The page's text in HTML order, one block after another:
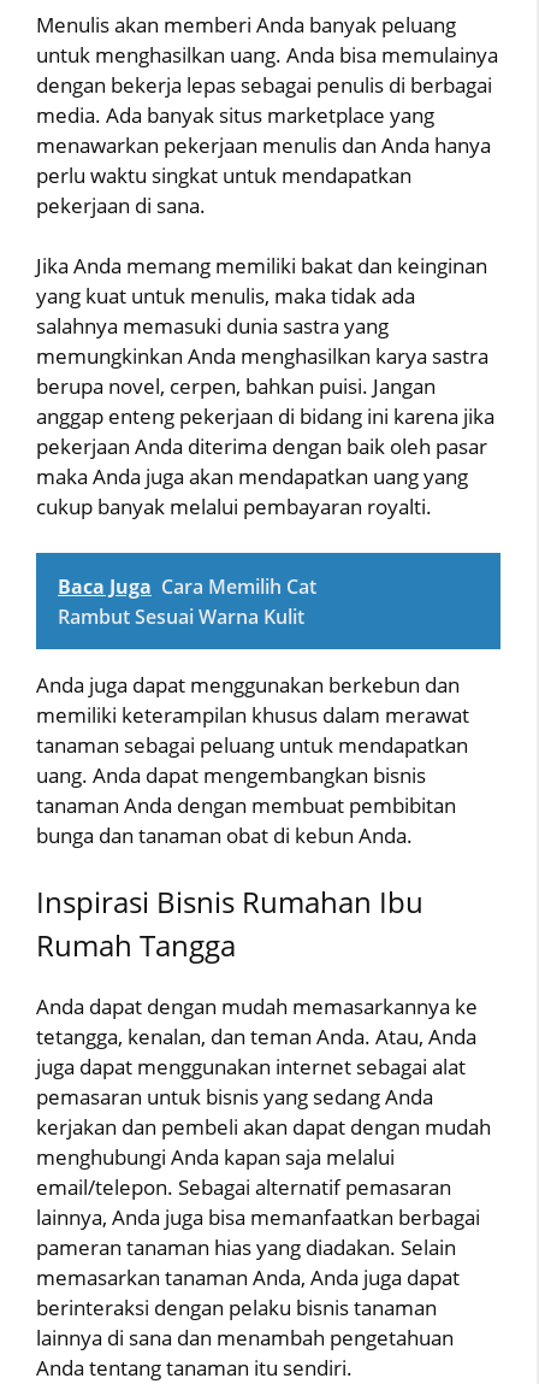
Menulis akan memberi Anda banyak peluang
untuk menghasilkan uang. Anda bisa memulainya
dengan bekerja lepas sebagai penulis di berbagai
media. Ada banyak situs marketplace yang
menawarkan pekerjaan menulis dan Anda hanya
perlu waktu singkat untuk mendapatkan
pekerjaan di sana.
Jika Anda memang memiliki bakat dan keinginan
yang kuat untuk menulis, maka tidak ada
salahnya memasuki dunia sastra yang
memungkinkan Anda menghasilkan karya sastra
berupa novel, cerpen, bahkan puisi. Jangan
anggap enteng pekerjaan di bidang ini karena jika
pekerjaan Anda diterima dengan baik oleh pasar
maka Anda juga akan mendapatkan uang yang
cukup banyak melalui pembayaran royalti.
Baca Juga Cara Memilih Cat
Rambut Sesuai Warna Kulit
Anda juga dapat menggunakan berkebun dan
memiliki keterampilan khusus dalam merawat
tanaman sebagai peluang untuk mendapatkan
uang. Anda dapat mengembangkan bisnis
tanaman Anda dengan membuat pembibitan
bunga dan tanaman obat di kebun Anda.
Inspirasi Bisnis Rumahan Ibu
Rumah Tangga
Anda dapat dengan mudah memasarkannya ke
tetangga, kenalan, dan teman Anda. Atau, Anda
juga dapat menggunakan internet sebagai alat
pemasaran untuk bisnis yang sedang Anda
kerjakan dan pembeli akan dapat dengan mudah
menghubungi Anda kapan saja melalui
email/telepon. Sebagai alternatif pemasaran
lainnya, Anda juga bisa memanfaatkan berbagai
pameran tanaman hias yang diadakan. Selain
memasarkan tanaman Anda, Anda juga dapat
berinteraksi dengan pelaku bisnis tanaman
lainnya di sana dan menambah pengetahuan
Anda tentang tanaman itu sendiri.